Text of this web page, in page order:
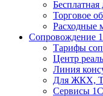
Торговое
Расходные
Сопровождение
Тарифы
Центр
Линия
Для ЖКХ,
Сервисы 1С